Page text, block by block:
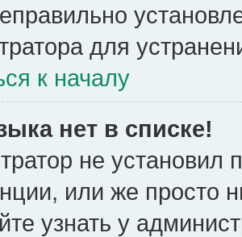
для
к началу
нет в списке!
не установил
или же просто
узнать у